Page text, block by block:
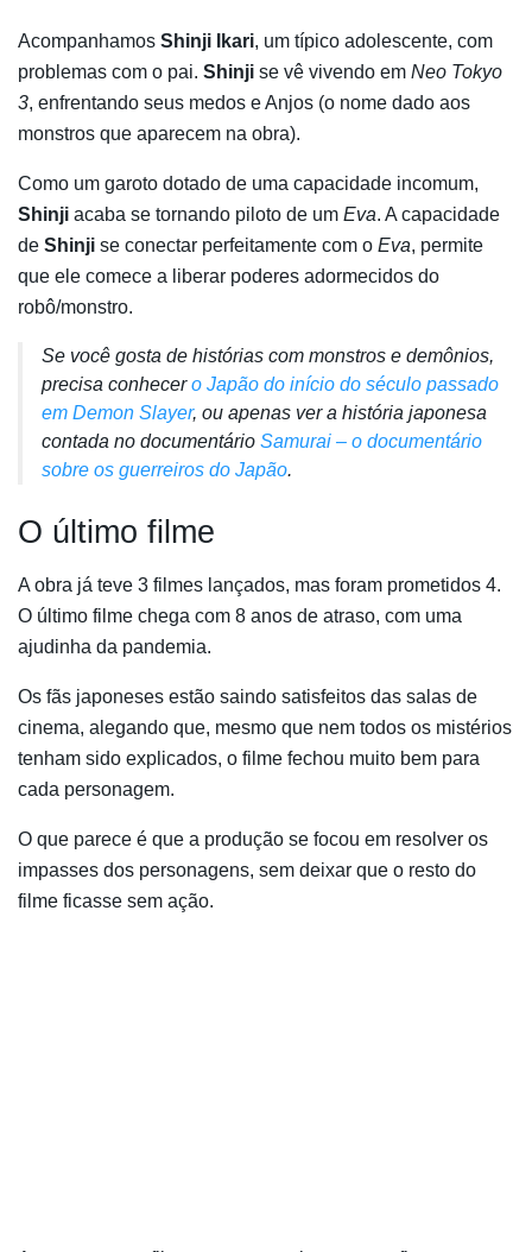
Acompanhamos Shinji Ikari, um típico adolescente, com
problemas com o pai. Shinji se vê vivendo em Neo Tokyo
3, enfrentando seus medos e Anjos (o nome dado aos
monstros que aparecem na obra).
Como um garoto dotado de uma capacidade incomum,
Shinji acaba se tornando piloto de um Eva. A capacidade
de Shinji se conectar perfeitamente com o Eva, permite
que ele comece a liberar poderes adormecidos do
robô/monstro.
Se você gosta de histórias com monstros e demônios,
precisa conhecero Japão do início do século passado
em Demon Slayer, ou apenas ver a história japonesa
contada no documentário Samurai – o documentário
sobre os guerreiros do Japão.
O último filme
A obra já teve 3 filmes lançados, mas foram prometidos 4.
O último filme chega com 8 anos de atraso, com uma
ajudinha da pandemia.
Os fãs japoneses estão saindo satisfeitos das salas de
cinema, alegando que, mesmo que nem todos os mistérios
tenham sido explicados, o filme fechou muito bem para
cada personagem.
O que parece é que a produção se focou em resolver os
impasses dos personagens, sem deixar que o resto do
filme ficasse sem ação.